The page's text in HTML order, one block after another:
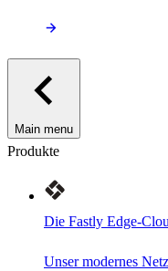
Main menu
Produkte
Die Fastly Edge-
Unser modernes